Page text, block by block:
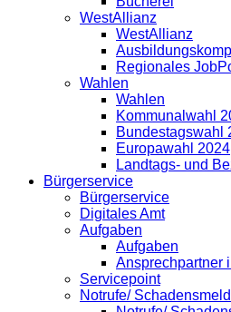
WestAllianz
WestAllianz
Regionales
Wahlen
Wahlen
Kommunalwahl
Bundestagswahl
Europawahl 2024
Landtags- und
Bürgerservice
Bürgerservice
Digitales Amt
Aufgaben
Aufgaben
Ansprechpartner
Servicepoint
Notrufe/